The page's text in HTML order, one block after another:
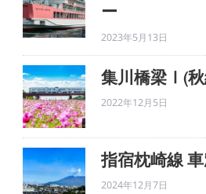
ー
2023年5月13日
集川橋梁Ⅰ(
2022年12月5日
指宿枕崎線
2024年12月7日